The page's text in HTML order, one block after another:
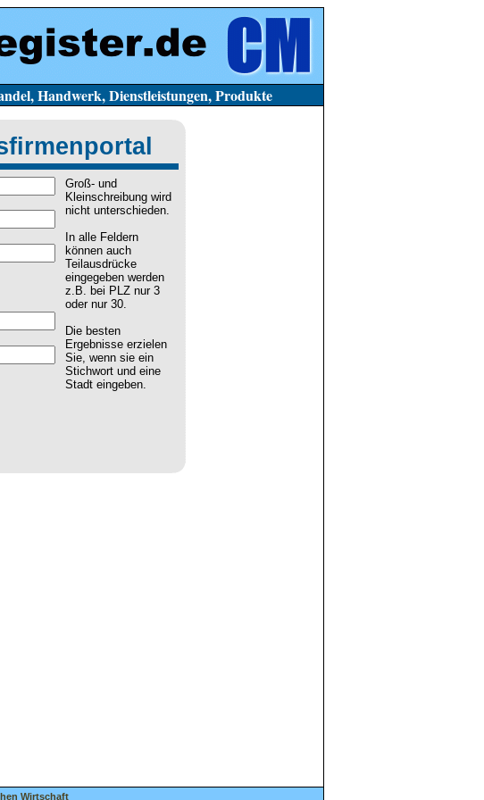
Dienstleistungen, Produkte
Groß- und
Kleinschreibung wird
nicht unterschieden.
In alle Feldern
können auch
Teilausdrücke
eingegeben werden
z.B. bei PLZ nur 3
oder nur 30.
Die besten
Ergebnisse erzielen
Sie, wenn sie ein
Stichwort und eine
Stadt eingeben.
Wirtschaft